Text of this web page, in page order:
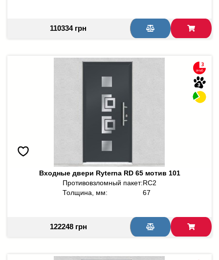
110334 грн
Входные двери Ryterna RD 65 мотив 101
Противовзломный пакет:RC2
Толщина, мм:
67
122248 грн